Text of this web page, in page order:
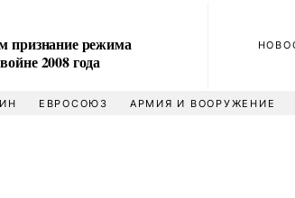
признание режима
2008 года
ЕВРОСОЮЗ АРМИЯ И ВООРУЖЕНИЕ